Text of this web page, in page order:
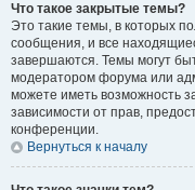
Что такое закрытые темы?
Это такие темы, в которых
сообщения, и все
завершаются. Темы могут
модератором форума или
можете иметь возможность
зависимости от прав,
конференции.
Вернуться к началу